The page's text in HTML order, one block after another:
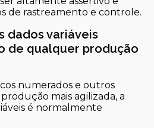
de rastreamento e controle.
dados variáveis
de qualquer produção
numerados e outros
mais agilizada, a
é normalmente